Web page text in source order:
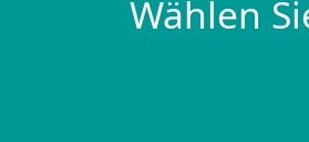
Wählen